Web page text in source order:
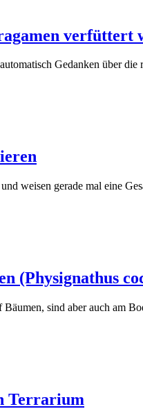
verfüttert
Gedanken über die
weisen gerade mal eine
(Physignathus
sind aber auch am
Terrarium